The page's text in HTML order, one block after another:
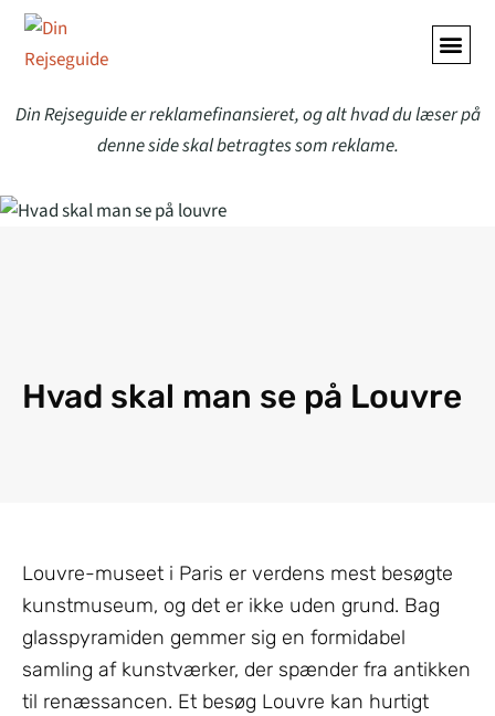
Din Rejseguide er reklamefinansieret, og alt hvad du læser på
denne side skal betragtes som reklame.
Hvad skal man se på Louvre
Louvre-museet i Paris er verdens mest besøgte
kunstmuseum, og det er ikke uden grund. Bag
glasspyramiden gemmer sig en formidabel
samling af kunstværker, der spænder fra antikken
til renæssancen. Et besøg Louvre kan hurtigt